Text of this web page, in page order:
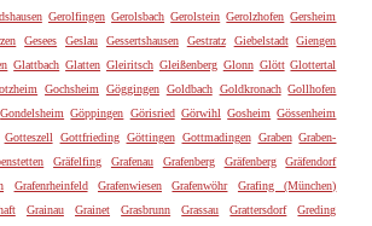
Gerolfingen Gerolsbach Gerolstein Gerolzhofen Gersheim
Gesees Geslau Gessertshausen Gestratz Giebelstadt
Giengen
Glattbach Glatten Gleiritsch Gleißenberg Glonn Glött Glottertal
Gochsheim Göggingen Goldbach Goldkronach Gollhofen
Gondelsheim Göppingen Görisried Görwihl Gosheim Gössenheim
Gotteszell Gottfrieding Göttingen Gottmadingen Graben Graben-
Gräfelfing Grafenau Grafenberg Gräfenberg
Gräfendorf
Grafenrheinfeld Grafenwiesen Grafenwöhr
Grafing (München)
Grainau Grainet Grasbrunn Grassau Grattersdorf
Greding